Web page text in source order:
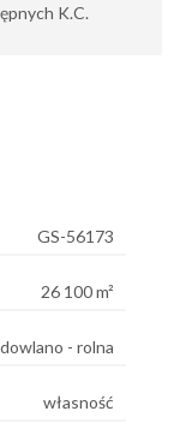
K.C.
GS-56173
26 100 m²
- rolna
własność